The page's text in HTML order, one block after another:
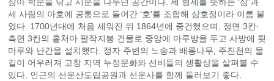
세 사람의 아호에 공통으로 들어간 ‘호’를 조합해 삼호정이라 이름 붙
였다. 1700년대에 처음 세워진 뒤 1864년에 중건했으며, 정면 3칸·
측면 3칸의 홑처마 팔작지붕 건물로 중앙에 마루방을 두고 사방에 툇
마루와 난간을 설치했다. 정자 주변의 노송과 배롱나무, 주진천의 물
길이 어우러져 고창 지역 누정문화와 선비들의 생활상을 살펴볼 수
있다. 인근의 선운산도립공원과 선운사를 함께 둘러보기 좋다.